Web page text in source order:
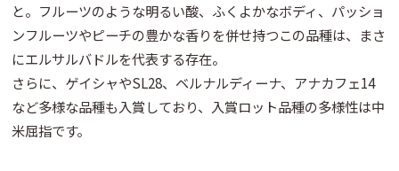
と。フルーツのような明るい酸、ふくよかなボディ、パッショ
ンフルーツやピーチの豊かな香りを併せ持つこの品種は、
まさ
にエルサルバドルを代表する存在。
さらに、 ゲイシャやSL28、ベルナルディーナ、アナカフェ14
など多様な品種も入賞しており、入賞ロット品種の多様性は中
米屈指です。